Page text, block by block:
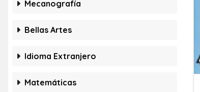
Mecanografía
Bellas Artes
Idioma Extranjero
Matemáticas